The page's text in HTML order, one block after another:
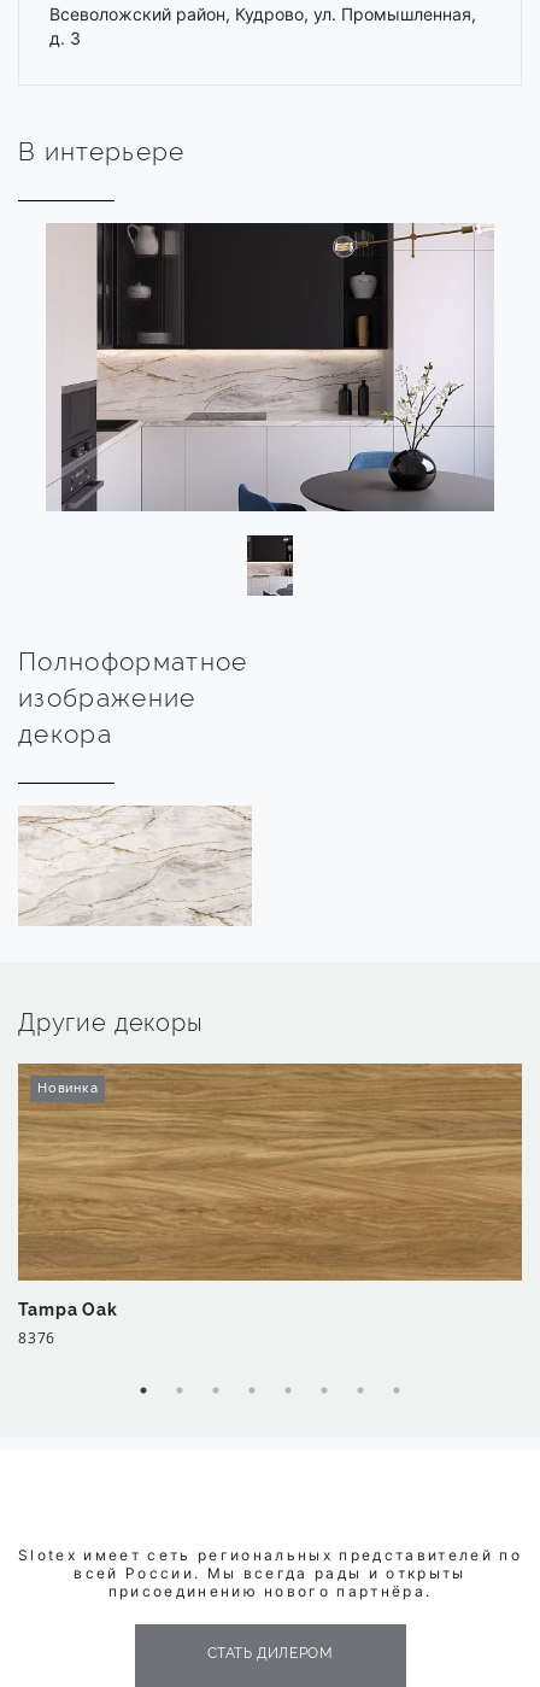
Всеволожский район, Кудрово, ул. Промышленная,
д. 3
В интерьере
Полноформатное
изображение
декора
Другие декоры
Новинка
Tampa Oak
8376
Slotex имеет сеть региональных представителей по
всей России. Мы всегда рады и открыты
присоединению нового партнёра.
СТАТЬ ДИЛЕРОМ